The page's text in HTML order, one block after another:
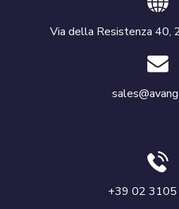
Via della Resistenza 40,
+39 02